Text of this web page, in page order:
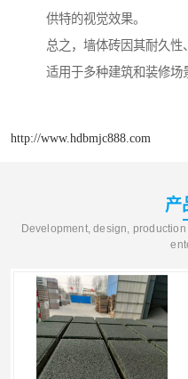
供特的视觉效果。
总之，墙体砖因其耐久性
适用于多种建筑和装修场
http://www.hdbmjc888.com
产
Development, design,